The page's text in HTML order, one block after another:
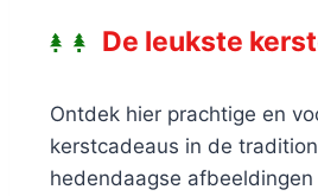
De leukste
Ontdek hier prachtige en
kerstcadeaus in de
hedendaagse afbeeldingen